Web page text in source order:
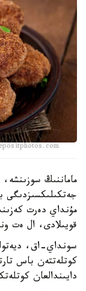
ماماننىڭ
جەتكىلىكسىزدىگى
مۇنداي دەرت
قويىلادى، ال ەت
سونداي-اق،
كوتلەتتەن باس
دايىندالعان